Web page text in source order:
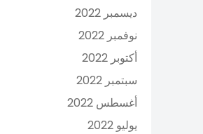
ديسمبر 2022
نوفمبر 2022
أكتوبر 2022
سبتمبر 2022
أغسطس 2022
يوليو 2022